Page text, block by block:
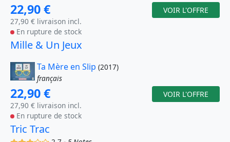
22,90 €
27,90 € livraison incl.
En rupture de stock
VOIR L'OFFRE
Mille & Un Jeux
Ta Mère en Slip (2017)
français
22,90 €
27,90 € livraison incl.
En rupture de stock
VOIR L'OFFRE
Tric Trac
(x)(x)(x)() ()